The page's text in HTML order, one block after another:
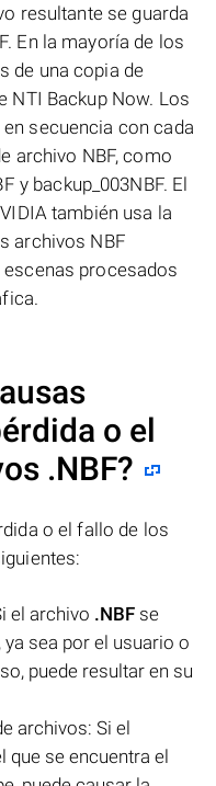
resultante se guarda
En la mayoría de los
de una copia de
NTI Backup Now. Los
secuencia con cada
archivo NBF, como
y backup_003NBF. El
también usa la
archivos NBF
procesados
o el
.NBF?
o el fallo de los
el archivo .NBF se
sea por el usuario o
puede resultar en su
archivos: Si el
que se encuentra el